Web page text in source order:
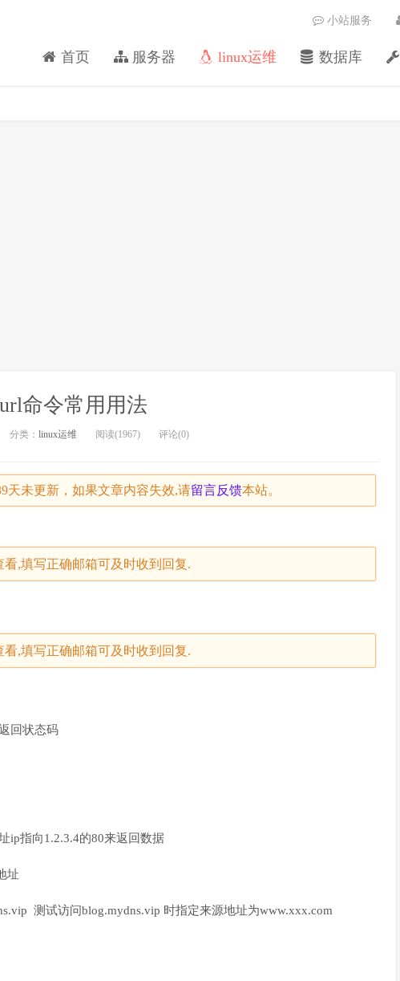
首页 服务器 linux运维 数据库
小站服务
命令常用用法
分类： linux运维 阅读(1967) 评论(0)
天未更新，如果文章内容失效,请留言反馈本站。
看,填写正确邮箱可及时收到回复.
看,填写正确邮箱可及时收到回复.
回状态码
ip指向1.2.3.4的80来返回数据
址
测试访问blog.mydns.vip 时指定来源地址为www.xxx.com